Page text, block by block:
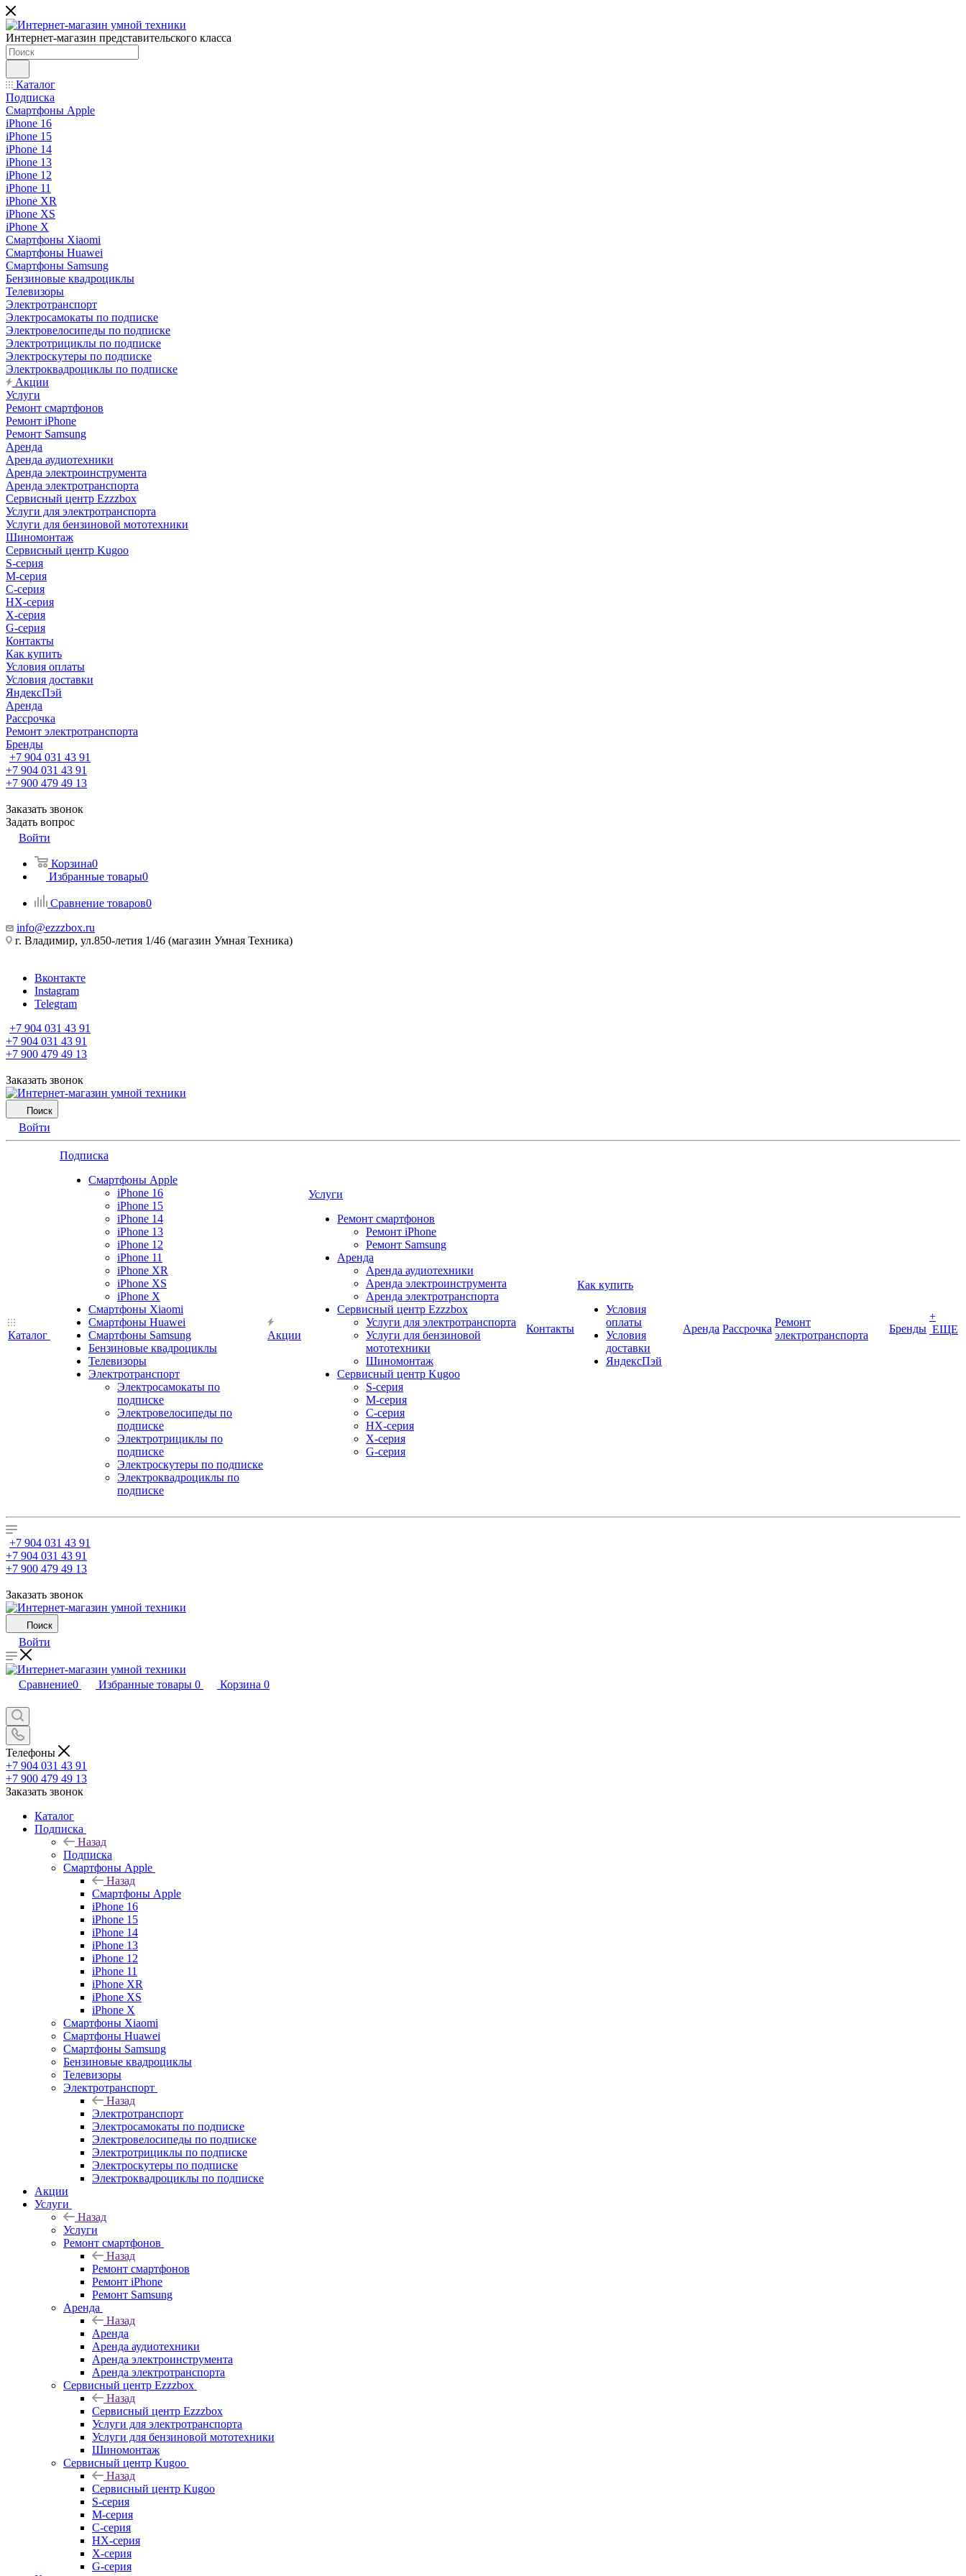
Интернет-магазин представительского класса
Каталог
Подписка
Смартфоны Apple
iPhone 16
iPhone 15
iPhone 14
iPhone 13
iPhone 12
iPhone 11
iPhone XR
iPhone XS
iPhone X
Смартфоны Xiaomi
Смартфоны Huawei
Смартфоны Samsung
Бензиновые квадроциклы
Телевизоры
Электротранспорт
Электросамокаты по подписке
Электровелосипеды по подписке
Электротрициклы по подписке
Электроскутеры по подписке
Электроквадроциклы по подписке
Акции
Услуги
Ремонт смартфонов
Ремонт iPhone
Ремонт Samsung
Аренда
Аренда аудиотехники
Аренда электроинструмента
Аренда электротранспорта
Сервисный центр Ezzzbox
Услуги для электротранспорта
Услуги для бензиновой мототехники
Шиномонтаж
Сервисный центр Kugoo
S-cерия
M-серия
С-серия
HX-серия
X-серия
G-серия
Контакты
Как купить
Условия оплаты
Условия доставки
ЯндексПэй
Аренда
Рассрочка
Ремонт электротранспорта
Бренды
+7 904 031 43 91
+7 904 031 43 91
+7 900 479 49 13
Заказать звонок
Задать вопрос
Войти
Корзина0
Избранные товары0
Сравнение товаров0
info@ezzzbox.ru
г. Владимир, ул.850-летия 1/46 (магазин Умная Техника)
Вконтакте
Instagram
Telegram
+7 904 031 43 91
+7 904 031 43 91
+7 900 479 49 13
Заказать звонок
Поиск
Войти
Каталог
Подписка
Смартфоны Apple
iPhone 16
iPhone 15
iPhone 14
iPhone 13
iPhone 12
iPhone 11
iPhone XR
iPhone XS
iPhone X
Смартфоны Xiaomi
Смартфоны Huawei
Смартфоны Samsung
Бензиновые квадроциклы
Телевизоры
Электротранспорт
Электросамокаты по
подписке
Электровелосипеды по
подписке
Электротрициклы по
подписке
Электроскутеры по подписке
Электроквадроциклы по
подписке
Акции
Услуги
Ремонт смартфонов
Ремонт iPhone
Ремонт Samsung
Аренда
Аренда аудиотехники
Аренда электроинструмента
Аренда электротранспорта
Сервисный центр Ezzzbox
Услуги для электротранспорта
Услуги для бензиновой
мототехники
Шиномонтаж
Сервисный центр Kugoo
S-cерия
M-серия
С-серия
HX-серия
X-серия
G-серия
Контакты
Как купить
Условия
оплаты
Условия
доставки
ЯндексПэй
Аренда Рассрочка
Ремонт
электротранспорта
Бренды
+
ЕЩЕ
+7 904 031 43 91
+7 904 031 43 91
+7 900 479 49 13
Заказать звонок
Поиск
Войти
Сравнение0 Избранные товары 0 Корзина 0
Телефоны
+7 904 031 43 91
+7 900 479 49 13
Заказать звонок
Каталог
Подписка
Назад
Подписка
Смартфоны Apple
Назад
Смартфоны Apple
iPhone 16
iPhone 15
iPhone 14
iPhone 13
iPhone 12
iPhone 11
iPhone XR
iPhone XS
iPhone X
Смартфоны Xiaomi
Смартфоны Huawei
Смартфоны Samsung
Бензиновые квадроциклы
Телевизоры
Электротранспорт
Назад
Электротранспорт
Электросамокаты по подписке
Электровелосипеды по подписке
Электротрициклы по подписке
Электроскутеры по подписке
Электроквадроциклы по подписке
Акции
Услуги
Назад
Услуги
Ремонт смартфонов
Назад
Ремонт смартфонов
Ремонт iPhone
Ремонт Samsung
Аренда
Назад
Аренда
Аренда аудиотехники
Аренда электроинструмента
Аренда электротранспорта
Сервисный центр Ezzzbox
Назад
Сервисный центр Ezzzbox
Услуги для электротранспорта
Услуги для бензиновой мототехники
Шиномонтаж
Сервисный центр Kugoo
Назад
Сервисный центр Kugoo
S-cерия
M-серия
С-серия
HX-серия
X-серия
G-серия